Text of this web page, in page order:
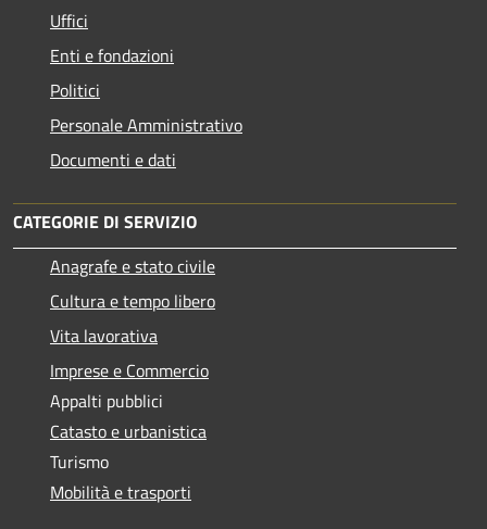
Uffici
Enti e fondazioni
Politici
Personale Amministrativo
Documenti e dati
CATEGORIE DI SERVIZIO
Anagrafe e stato civile
Cultura e tempo libero
Vita lavorativa
Imprese e Commercio
Appalti pubblici
Catasto e urbanistica
Turismo
Mobilità e trasporti